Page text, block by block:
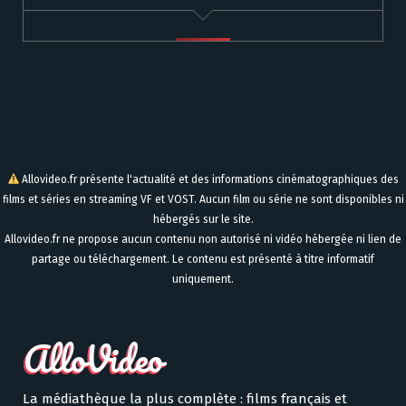
Allovideo.fr présente l'actualité et des informations cinématographiques des
films et séries en streaming VF et VOST. Aucun film ou série ne sont disponibles ni
hébergés sur le site.
Allovideo.fr ne propose aucun contenu non autorisé ni vidéo hébergée ni lien de
partage ou téléchargement. Le contenu est présenté à titre informatif
uniquement.
La médiathèque la plus complète : films français et